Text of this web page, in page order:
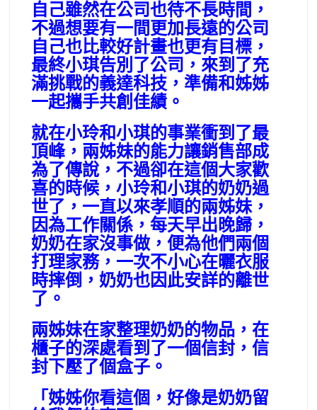
自己雖然在公司也待不長時間，
不過想要有一間更加長遠的公司
自己也比較好計畫也更有目標，
最終小琪告別了公司，來到了充
滿挑戰的義達科技，準備和姊姊
一起攜手共創佳績。
就在小玲和小琪的事業衝到了最
頂峰，兩姊妹的能力讓銷售部成
為了傳說，不過卻在這個大家歡
喜的時候，小玲和小琪的奶奶過
世了，一直以來孝順的兩姊妹，
因為工作關係，每天早出晚歸，
奶奶在家沒事做，便為他們兩個
打理家務，一次不小心在曬衣服
時摔倒，奶奶也因此安詳的離世
了。
兩姊妹在家整理奶奶的物品，在
櫃子的深處看到了一個信封，信
封下壓了個盒子。
「姊姊你看這個，好像是奶奶留